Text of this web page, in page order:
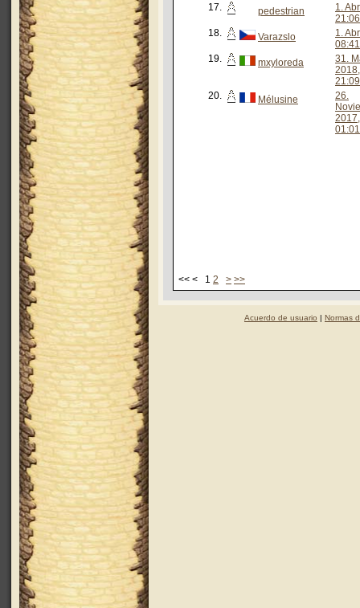
17.
pedestrian
1.
18.
Varazslo
1.
19.
mxyloreda
31.
2018,
20.
Mélusine
26.
2017,
<< < 1 2 > >>
Acuerdo de usuario | Normas